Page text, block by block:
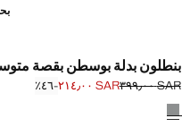
بنطلون بدلة بوسطن بقصة
السعر الأول محذوف [SAR ٣٩٩٫٠٠ ]
SAR ٣٩٩٫٠٠
السعر الحالي [SAR ٢١٤٫٠٠ ]SAR ٢١٤٫٠٠
؜-٤٦٪؜
حدد اللون